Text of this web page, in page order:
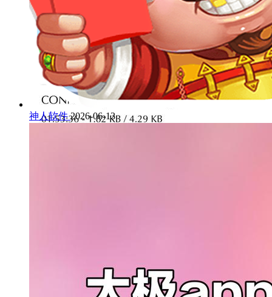
神人软件2026-06-13